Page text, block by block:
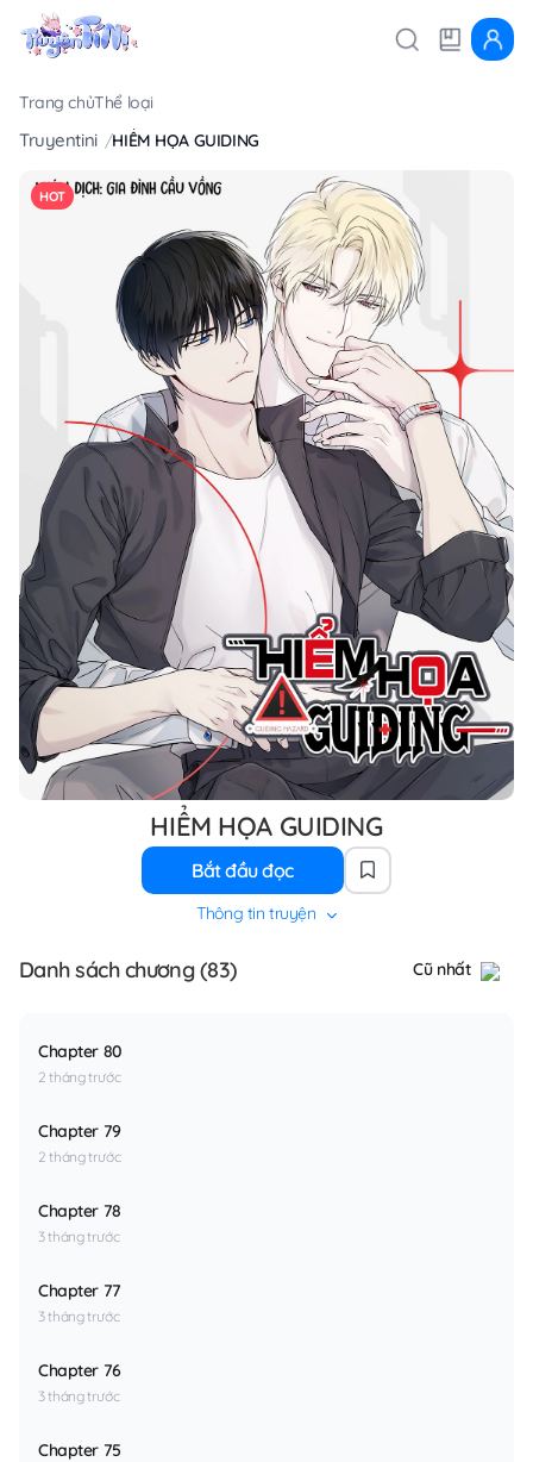
Trang chủThể loại
Truyentini HIỂM HỌA GUIDING
HOT
HIỂM HỌA GUIDING
Bắt đầu đọc
Thông tin truyện
Danh sách chương (83) Cũ nhất
Chapter 80
2 tháng trước
Chapter 79
2 tháng trước
Chapter 78
3 tháng trước
Chapter 77
3 tháng trước
Chapter 76
3 tháng trước
Chapter 75